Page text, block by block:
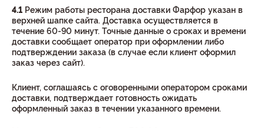
4.1 Режим работы ресторана доставки Фарфор указан в
верхней шапке сайта. Доставка осуществляется в
течение 60-90 минут. Точные данные о сроках и времени
доставки сообщает оператор при оформлении либо
подтверждении заказа (в случае если клиент оформил
заказ через сайт).
Клиент, соглашаясь с оговоренными оператором сроками
доставки, подтверждает готовность ожидать
оформленный заказ в течении указанного времени.